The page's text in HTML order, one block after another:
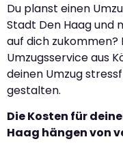
Du planst einen
Stadt Den Haag und
auf dich zukommen?
Umzugsservice aus
deinen Umzug
gestalten.
Die Kosten für
Haag hängen von